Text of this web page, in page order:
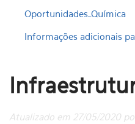
Oportunidades_Química
Informações adicionais
Atualizado em 27/05/2020